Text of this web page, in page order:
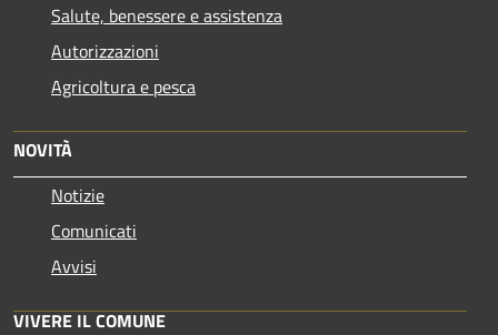
Salute, benessere e assistenza
Autorizzazioni
Agricoltura e pesca
NOVITÀ
Notizie
Comunicati
Avvisi
VIVERE IL COMUNE